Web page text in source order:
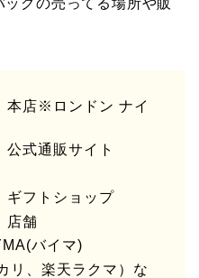
グの売ってる場所や販
本店※ロンドン ナイ
式通販サイト
ギフトショップ
店舗
バイマ)
リ、楽天ラクマ）な